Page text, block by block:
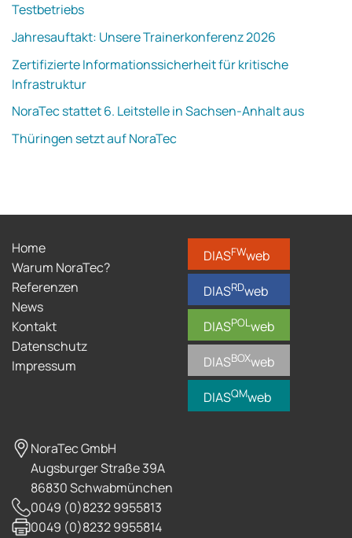
Testbetriebs
Jahresauftakt: Unsere Trainerkonferenz 2026
Zertifizierte Informationssicherheit für kritische
Infrastruktur
NoraTec stattet 6. Leitstelle in Sachsen-Anhalt aus
Thüringen setzt auf NoraTec
Home
Warum NoraTec?
Referenzen
News
Kontakt
Datenschutz
Impressum
DIASFWweb
DIASRDweb
DIASPOLweb
DIASBOXweb
DIASQMweb
NoraTec GmbH
Augsburger Straße 39A
86830 Schwabmünchen
0049 (0)8232 9955813
0049 (0)8232 9955814